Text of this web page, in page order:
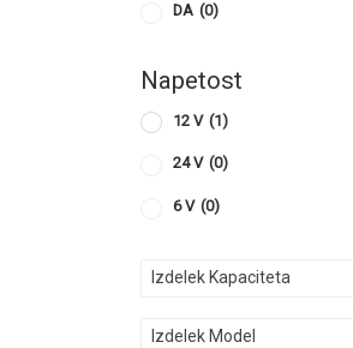
DA (0)
Napetost
12 V (1)
24 V (0)
6 V (0)
Izdelek Kapaciteta
Izdelek Model